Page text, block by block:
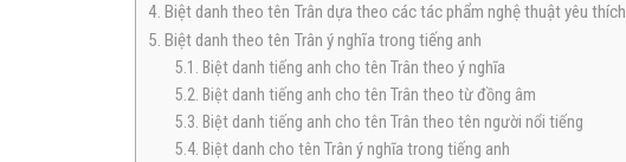
4. Biệt danh theo tên Trân dựa theo các tác phẩm nghệ thuật yêu
5. Biệt danh theo tên Trân ý nghĩa trong tiếng anh
5.1. Biệt danh tiếng anh cho tên Trân theo ý nghĩa
5.2. Biệt danh tiếng anh cho tên Trân theo từ đồng âm
5.3. Biệt danh tiếng anh cho tên Trân theo tên người nổi tiếng
5.4. Biệt danh cho tên Trân ý nghĩa trong tiếng anh